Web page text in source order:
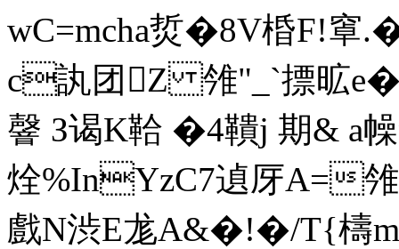
wC=mcha烲�8V棔F!
c訙团Z 雂"_`摽昿
韾 З谒K鞈 �4鞼j 期& a
烇%InYzC7遉厊A=
戲N渋E尨A&�!�/T{檮